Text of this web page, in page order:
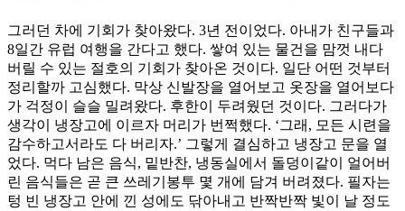
그러던 차에 기회가 찾아왔다. 3년 전이었다. 아내가 친구들과
8일간 유럽 여행을 간다고 했다. 쌓여 있는 물건을 맘껏 내다
버릴 수 있는 절호의 기회가 찾아온 것이다. 일단 어떤 것부터
정리할까 고심했다. 막상 신발장을 열어보고 옷장을 열어보다
가 걱정이 슬슬 밀려왔다. 후한이 두려웠던 것이다. 그러다가
생각이 냉장고에 이르자 머리가 번쩍했다. ‘그래, 모든 시련을
감수하고서라도 다 버리자.’ 그렇게 결심하고 냉장고 문을 열
었다. 먹다 남은 음식, 밑반찬, 냉동실에서 돌덩이같이 얼어버
린 음식들은 곧 큰 쓰레기봉투 몇 개에 담겨 버려졌다. 필자는
텅 빈 냉장고 안에 낀 성에도 닦아내고 반짝반짝 빛이 날 정도